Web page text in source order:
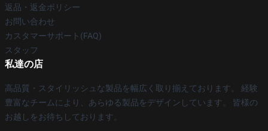
返品・返金ポリシー
お問い合わせ
カスタマーサポート(FAQ)
スタッフ
私達の店
高品質・スタイリッシュな製品を幅広く取り揃えております。 経験
豊富なチームにより、あらゆる製品をデザインしています。 皆様の
お越しをお待ちしております。